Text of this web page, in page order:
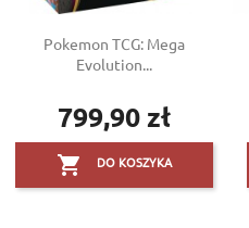
Pokemon TCG: Mega
Evolution...
Cena
799,90 zł
 DO KOSZYKA